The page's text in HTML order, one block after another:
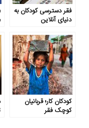
فقر دسترسی کودکان به
دنیای آنلاین
کودکان کار؛ قربانیان
کوچک فقر